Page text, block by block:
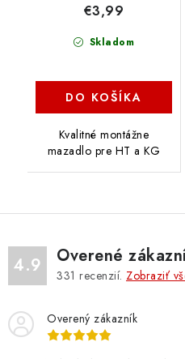
Skladom
€3,99
DO KOŠÍKA
Kvalitné montážne
mazadlo pre HT a KG
4.9 Overené
331 recenzií. Zobraziť
Overený zákazník